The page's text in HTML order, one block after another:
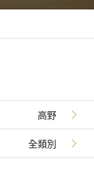
高野
全類別